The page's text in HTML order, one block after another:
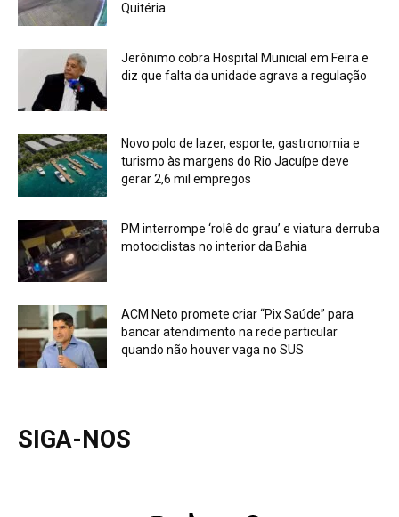
Quitéria
Jerônimo cobra Hospital Municial em Feira e
diz que falta da unidade agrava a regulação
Novo polo de lazer, esporte, gastronomia e
turismo às margens do Rio Jacuípe deve
gerar 2,6 mil empregos
PM interrompe ‘rolê do grau’ e viatura derruba
motociclistas no interior da Bahia
ACM Neto promete criar “Pix Saúde” para
bancar atendimento na rede particular
quando não houver vaga no SUS
SIGA-NOS